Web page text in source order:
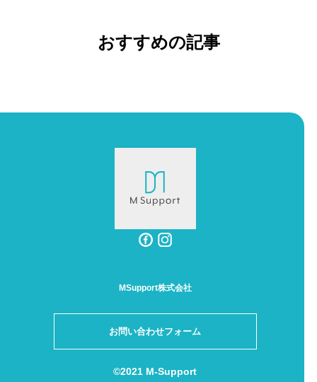
おすすめの記事
MSupport株式会社
お問い合わせフォーム
©2021 M-Support